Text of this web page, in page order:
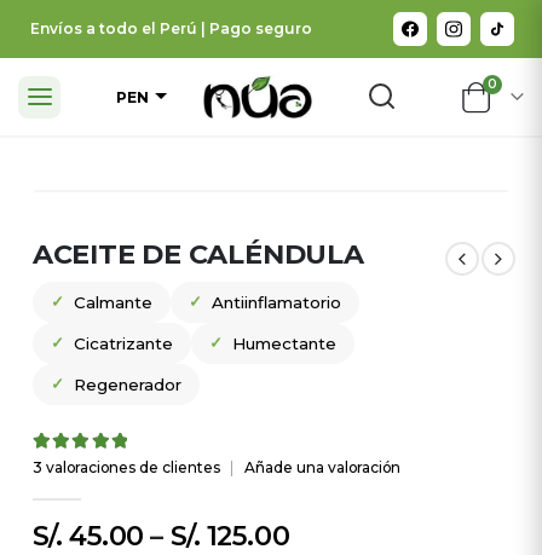
Envíos a todo el Perú | Pago seguro
PEN
0
ACEITE DE CALÉNDULA
✓ Calmante ✓ Antiinflamatorio
✓ Cicatrizante ✓ Humectante
✓ Regenerador
5.00out of 5
3 valoraciones de clientes Añade una valoración
S/. 45.00 – S/. 125.00